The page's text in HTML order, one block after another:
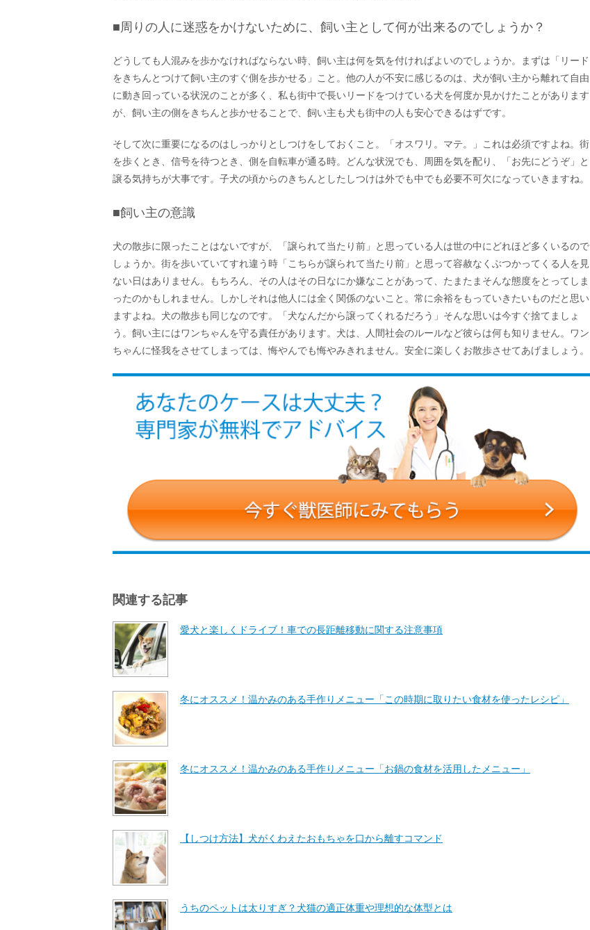
■周りの人に迷惑をかけないために、飼い主として何が出来るのでしょうか？
どうしても人混みを歩かなければならない時、飼い主は何を気を付ければよいのでしょうか。まずは「リード
をきちんとつけて飼い主のすぐ側を歩かせる」こと。他の人が不安に感じるのは、犬が飼い主から離れて自由
に動き回っている状況のことが多く、私も街中で長いリードをつけている犬を何度か見かけたことがあります
が、飼い主の側をきちんと歩かせることで、飼い主も犬も街中の人も安心できるはずです。
そして次に重要になるのはしっかりとしつけをしておくこと。「オスワリ。マテ。」これは必須ですよね。街
を歩くとき、信号を待つとき、側を自転車が通る時。どんな状況でも、周囲を気を配り、「お先にどうぞ」と
譲る気持ちが大事です。子犬の頃からのきちんとしたしつけは外でも中でも必要不可欠になっていきますね。
■飼い主の意識
犬の散歩に限ったことはないですが、「譲られて当たり前」と思っている人は世の中にどれほど多くいるので
しょうか。街を歩いていてすれ違う時「こちらが譲られて当たり前」と思って容赦なくぶつかってくる人を見
ない日はありません。もちろん、その人はその日なにか嫌なことがあって、たまたまそんな態度をとってしま
ったのかもしれません。しかしそれは他人には全く関係のないこと。常に余裕をもっていきたいものだと思い
ますよね。犬の散歩も同じなのです。「犬なんだから譲ってくれるだろう」そんな思いは今すぐ捨てましょ
う。飼い主にはワンちゃんを守る責任があります。犬は、人間社会のルールなど彼らは何も知りません。ワン
ちゃんに怪我をさせてしまっては、悔やんでも悔やみきれません。安全に楽しくお散歩させてあげましょう。
関連する記事
愛犬と楽しくドライブ！車での長距離移動に関する注意事項
冬にオススメ！温かみのある手作りメニュー「この時期に取りたい食材を使ったレシピ」
冬にオススメ！温かみのある手作りメニュー「お鍋の食材を活用したメニュー」
【しつけ方法】犬がくわえたおもちゃを口から離すコマンド
うちのペットは太りすぎ？犬猫の適正体重や理想的な体型とは